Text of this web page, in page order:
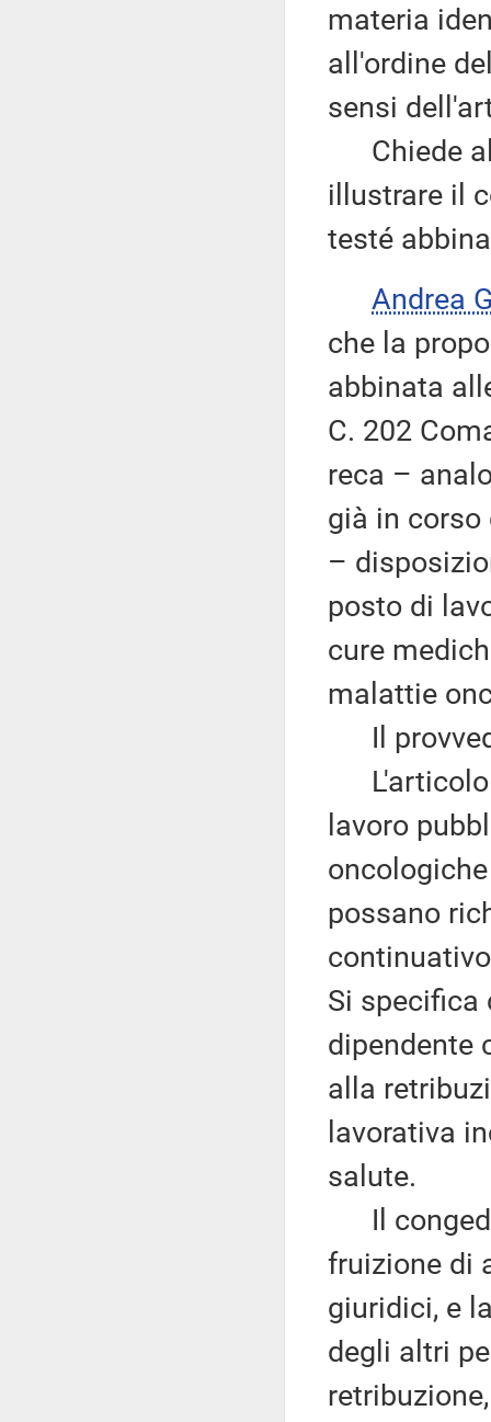
materia
all'ordine
sensi
Chiede al
illustrare il
testé
Andrea
che la
abbinata
C. 202
reca –
già in corso
–
posto di
cure
malattie
Il
L'articolo
lavoro
possano
Si specifica
dipendente
alla
lavorativa
salute.
Il
fruizione di
giuridici, e
degli altri